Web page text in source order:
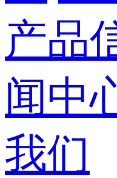
产品
闻中
我们